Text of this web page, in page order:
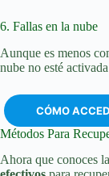
6. Fallas en la nube
Aunque es menos
nube no esté
CÓMO
Métodos Para
Ahora que conoces